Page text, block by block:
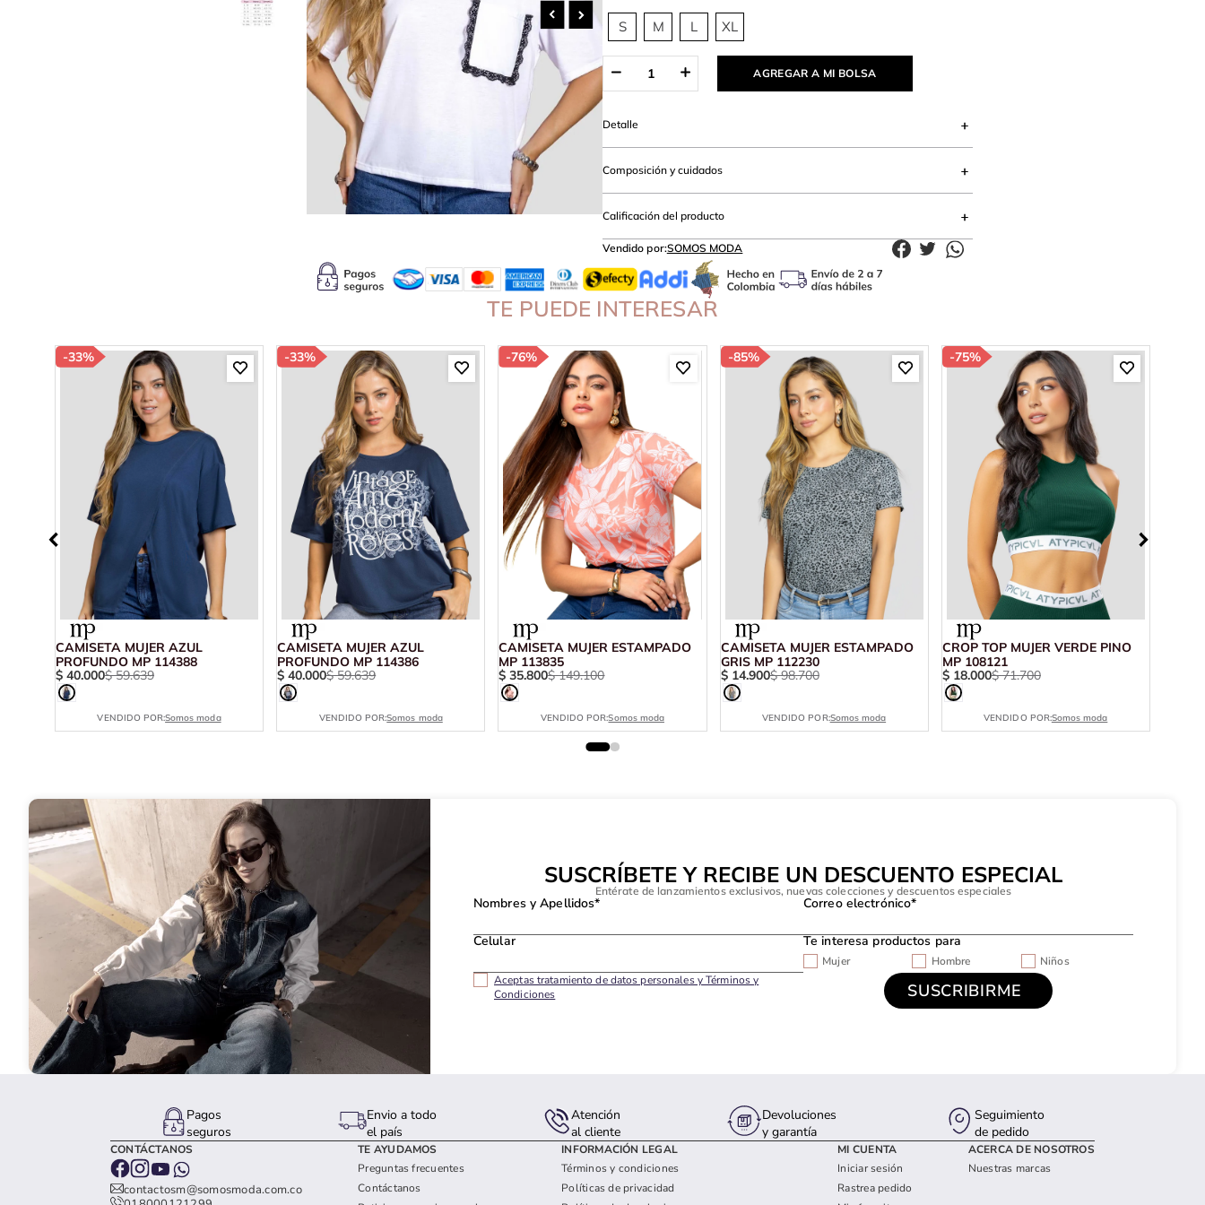
S M L XL
AGREGAR A MI BOLSA
Detalle
Composición y cuidados
Calificación del producto
Vendido por:SOMOS MODA
TE PUEDE INTERESAR
-33%
CAMISETA MUJER AZUL
PROFUNDO MP 114388
$ 40.000$ 59.639
VENDIDO POR:Somos moda
-33%
CAMISETA MUJER AZUL
PROFUNDO MP 114386
$ 40.000$ 59.639
VENDIDO POR:Somos moda
-76%
CAMISETA MUJER ESTAMPADO
MP 113835
$ 35.800$ 149.100
VENDIDO POR:Somos moda
-85%
CAMISETA MUJER ESTAMPADO
GRIS MP 112230
$ 14.900$ 98.700
VENDIDO POR:Somos moda
-75%
CROP TOP MUJER VERDE PINO
MP 108121
$ 18.000$ 71.700
VENDIDO POR:Somos moda
SUSCRÍBETE Y RECIBE UN DESCUENTO ESPECIAL
Entérate de lanzamientos exclusivos, nuevas colecciones y descuentos especiales
Nombres y Apellidos* Correo electrónico*
Celular Te interesa productos para
Mujer Hombre
Niños
Aceptas tratamiento de datos personales y Términos y
Condiciones
Pagos
seguros
Envio a todo
el país
Atención
al cliente
Devoluciones
y garantía
Seguimiento
de pedido
CONTÁCTANOS
contactosm@somosmoda.com.co
TE AYUDAMOS
Preguntas frecuentes
Contáctanos
INFORMACIÓN LEGAL
Términos y condiciones
Políticas de privacidad
MI CUENTA
Iniciar sesión
Rastrea pedido
ACERCA DE NOSOTROS
Nuestras marcas
10.